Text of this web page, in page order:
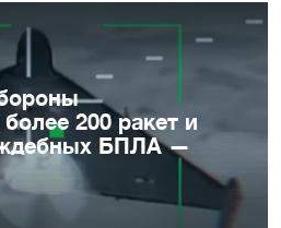
200 ракет и
БПЛА —